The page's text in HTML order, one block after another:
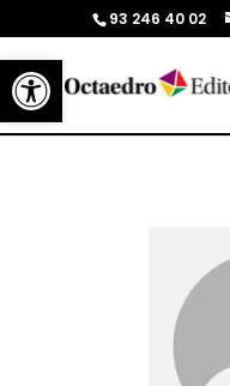
Abrir barra de herramientas
93 246 40 02